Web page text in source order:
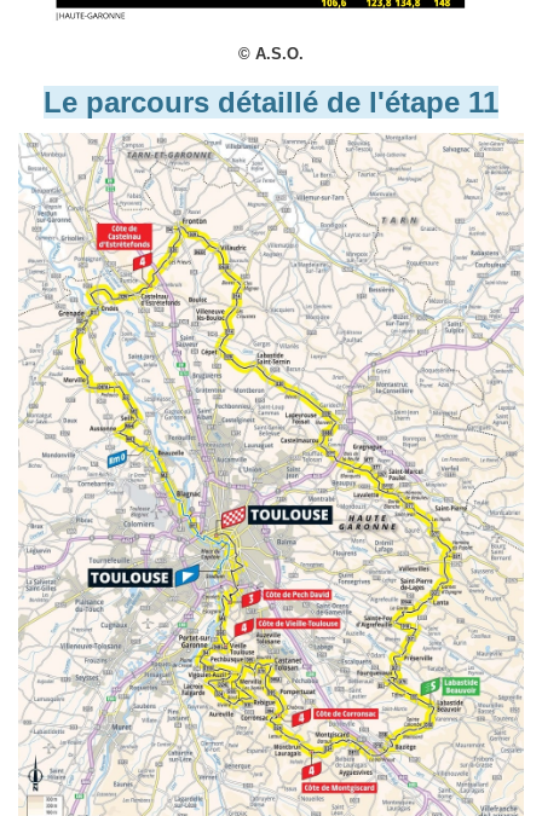
© A.S.O.
Le parcours détaillé de l'étape 11